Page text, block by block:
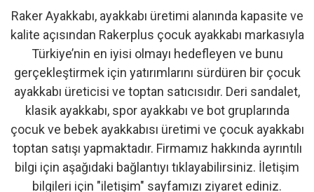
- İlk Adım & Bebek Ayakkabı
- Babetler
Raker Ayakkabı, ayakkabı üretimi alanında kapasite ve
kalite açısından Rakerplus çocuk ayakkabı markasıyla
Türkiye’nin en iyisi olmayı hedefleyen ve bunu
gerçekleştirmek için yatırımlarını sürdüren bir çocuk
ayakkabı üreticisi ve toptan satıcısıdır. Deri sandalet,
klasik ayakkabı, spor ayakkabı ve bot gruplarında
çocuk ve bebek ayakkabısı üretimi ve çocuk ayakkabı
toptan satışı yapmaktadır. Firmamız hakkında ayrıntılı
bilgi için aşağıdaki bağlantıyı tıklayabilirsiniz. İletişim
bilgileri için "iletişim" sayfamızı ziyaret ediniz.